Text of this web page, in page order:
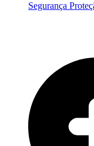
Segurança